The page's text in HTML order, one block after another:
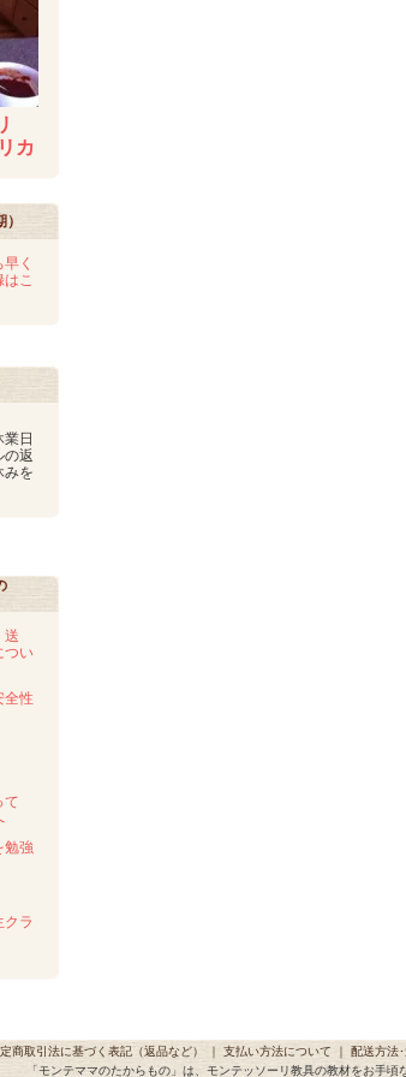
カ
く
こ
日
の返
みを
送
つい
性
て
強
ラ
商取引法に基づく表記（返品など） ｜ 支払い方法について ｜ 配送方法
「モンテママのたからもの」は、モンテッソーリ教具の教材をお手頃